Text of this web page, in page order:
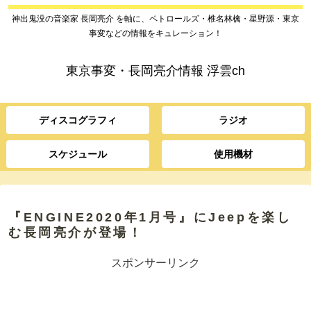
神出鬼没の音楽家 長岡亮介 を軸に、ペトロールズ・椎名林檎・星野源・東京
事変などの情報をキュレーション！
東京事変・長岡亮介情報 浮雲ch
ディスコグラフィ ラジオ
スケジュール 使用機材
『ENGINE2020年1月号』にJeepを楽し
む長岡亮介が登場！
スポンサーリンク